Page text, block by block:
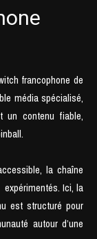
francophone de
média spécialisé,
un contenu fiable,
la chaîne
Ici, la
est structuré pour
autour d’une